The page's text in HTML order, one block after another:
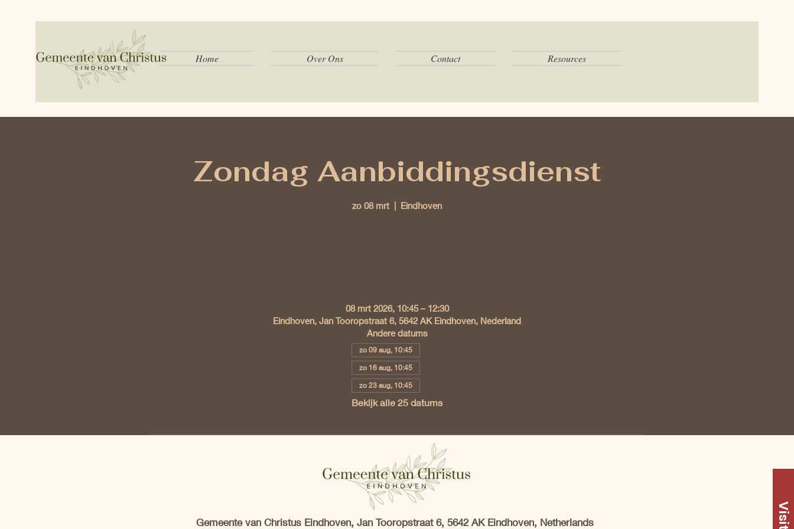
Home Over Ons Contact Resources
Zondag Aanbiddingsdienst
zo 08 mrt
  |
Eindhoven
08 mrt 2026, 10:45 – 12:30
Eindhoven, Jan Tooropstraat 6, 5642 AK Eindhoven, Nederland
Andere datums
zo 09 aug, 10:45
zo 16 aug, 10:45
zo 23 aug, 10:45
Bekijk alle 25 datums
Gemeente van Christus Eindhoven, Jan Tooropstraat 6, 5642 AK Eindhoven, Netherlands